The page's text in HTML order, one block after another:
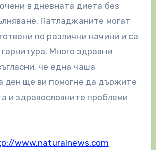
в дневната диета без
Патладжаните могат
по различни начини и са
Много здравни
че една чаша
ден ще ви помогне да държите
и здравословните проблеми
www.naturalnews.com